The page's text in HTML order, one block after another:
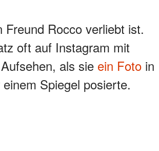
Rocco verliebt ist.
oft auf Instagram mit
als sie ein Foto in
Spiegel posierte.